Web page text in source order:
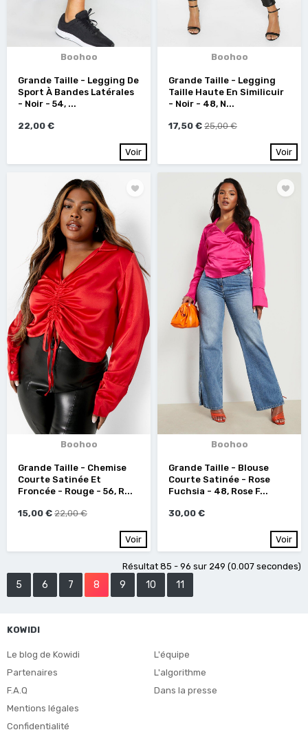
Boohoo
Grande Taille - Legging De
Sport À Bandes Latérales
- Noir - 54, ...
22,00 €
Voir
Boohoo
Grande Taille - Legging
Taille Haute En Similicuir
- Noir - 48, N...
17,50 € 25,00 €
Voir
Boohoo
Grande Taille - Chemise
Courte Satinée Et
Froncée - Rouge - 56, R...
15,00 € 22,00 €
Voir
Boohoo
Grande Taille - Blouse
Courte Satinée - Rose
Fuchsia - 48, Rose F...
30,00 €
Voir
Résultat 85 - 96 sur 249 (0.007 secondes)
5 6 7 8 9 10 11
KOWIDI
Le blog de Kowidi
Partenaires
F.A.Q
Mentions légales
Confidentialité
L'équipe
L'algorithme
Dans la presse